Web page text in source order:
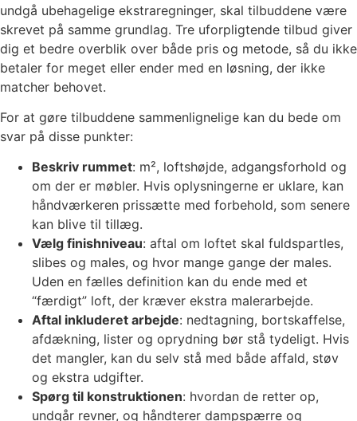
undgå ubehagelige ekstraregninger, skal tilbuddene være
skrevet på samme grundlag. Tre uforpligtende tilbud giver
dig et bedre overblik over både pris og metode, så du ikke
betaler for meget eller ender med en løsning, der ikke
matcher behovet.
For at gøre tilbuddene sammenlignelige kan du bede om
svar på disse punkter:
Beskriv rummet: m², loftshøjde, adgangsforhold og
om der er møbler. Hvis oplysningerne er uklare, kan
håndværkeren prissætte med forbehold, som senere
kan blive til tillæg.
Vælg finishniveau: aftal om loftet skal fuldspartles,
slibes og males, og hvor mange gange der males.
Uden en fælles definition kan du ende med et
“færdigt” loft, der kræver ekstra malerarbejde.
Aftal inkluderet arbejde: nedtagning, bortskaffelse,
afdækning, lister og oprydning bør stå tydeligt. Hvis
det mangler, kan du selv stå med både affald, støv
og ekstra udgifter.
Spørg til konstruktionen: hvordan de retter op,
undgår revner, og håndterer dampspærre og